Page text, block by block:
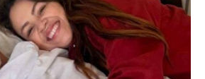
momento de fé,
para toda a